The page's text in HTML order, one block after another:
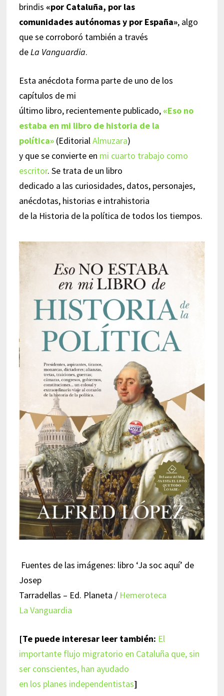
brindis «por Cataluña, por las
comunidades autónomas y por España», algo
que se corroboró también a través
deLa Vanguardia.
Esta anécdota forma parte de uno de los
capítulos de mi
último libro, recientemente publicado, «Eso no
estaba en mi libro de historia de la
política»(EditorialAlmuzara)
y que se convierte en mi cuarto trabajo como
escritor. Se trata de un libro
dedicado a las curiosidades, datos, personajes,
anécdotas, historias e intrahistoria
de la Historia de la política de todos los tiempos.
Fuentes de las imágenes: libro ‘Ja soc aquí’ de
Josep
Tarradellas – Ed. Planeta / Hemeroteca
La Vanguardia
[Te puede interesar leer también: El
importante flujo migratorio en Cataluña que, sin
ser conscientes, han ayudado
en los planes independentistas]